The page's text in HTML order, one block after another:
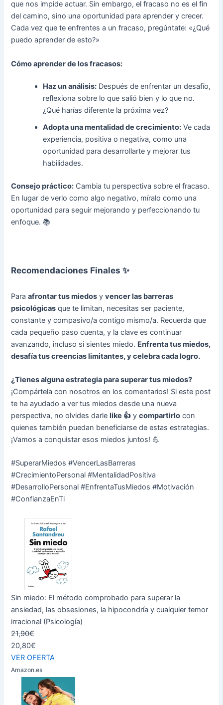
que nos impide actuar. Sin embargo, el fracaso no es el fin
del camino, sino una oportunidad para aprender y crecer.
Cada vez que te enfrentes a un fracaso, pregúntate: «¿Qué
puedo aprender de esto?»
Cómo aprender de los fracasos:
Haz un análisis: Después de enfrentar un desafío,
reflexiona sobre lo que salió bien y lo que no.
¿Qué harías diferente la próxima vez?
Adopta una mentalidad de crecimiento: Ve cada
experiencia, positiva o negativa, como una
oportunidad para desarrollarte y mejorar tus
habilidades.
Consejo práctico: Cambia tu perspectiva sobre el fracaso.
En lugar de verlo como algo negativo, míralo como una
oportunidad para seguir mejorando y perfeccionando tu
enfoque. 📚
Recomendaciones Finales ✨
Paraafrontar tus miedos yvencer las barreras
psicológicas que te limitan, necesitas ser paciente,
constante y compasivo/a contigo mismo/a. Recuerda que
cada pequeño paso cuenta, y la clave es continuar
avanzando, incluso si sientes miedo. Enfrenta tus miedos,
desafía tus creencias limitantes, y celebra cada logro.
¿Tienes alguna estrategia para superar tus miedos?
¡Compártela con nosotros en los comentarios! Si este post
te ha ayudado a ver tus miedos desde una nueva
perspectiva, no olvides darlelike 👍 ycompartirlo con
quienes también puedan beneficiarse de estas estrategias.
¡Vamos a conquistar esos miedos juntos! 💪
#SuperarMiedos #VencerLasBarreras
#CrecimientoPersonal #MentalidadPositiva
#DesarrolloPersonal #EnfrentaTusMiedos #Motivación
#ConfianzaEnTi
Sin miedo: El método comprobado para superar la
ansiedad, las obsesiones, la hipocondría y cualquier temor
irracional (Psicología)
21,90€
20,80€
VER OFERTA
Amazon.es